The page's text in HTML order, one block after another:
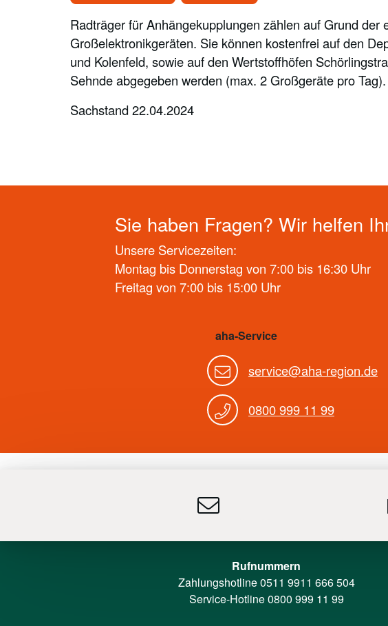
Radträger für Anhängekupplungen zählen auf Grund der
Großelektronikgeräten. Sie können kostenfrei auf den
und Kolenfeld, sowie auf den Wertstoffhöfen
Sehnde abgegeben werden (max. 2 Großgeräte pro Tag).
Sachstand 22.04.2024
Sie haben Fragen? Wir helfen
Unsere Servicezeiten:
Montag bis Donnerstag von 7:00 bis 16:30 Uhr
Freitag von 7:00 bis 15:00 Uhr
aha-Service
service@aha-region.de
0800 999 11 99
Rufnummern
Zahlungshotline0511 9911 666 504
Service-Hotline0800 999 11 99